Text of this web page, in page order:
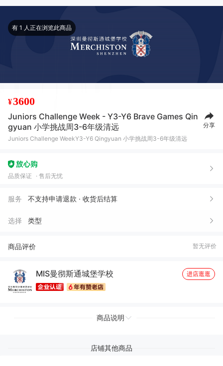
有 1 人正在浏览此商品
¥3600
Juniors Challenge Week - Y3-Y6 Brave Games Qin
gyuan 小学挑战周3-6年级清远
Juniors Challenge WeekY3-Y6 Qingyuan 小学挑战周3-6年级清远
分享
品质保证 售后无忧
服务 不支持申请退款 · 收货后结算
选择 类型
商品评价 暂无评价
MIS曼彻斯通城堡学校 进店逛逛
商品说明
店铺其他商品